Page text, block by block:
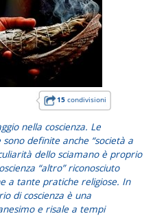
15condivisioni
nella coscienza. Le
definite anche “società a
dello sciamano è proprio
“altro” riconosciuto
a tante pratiche religiose. In
di coscienza è una
e risale a tempi